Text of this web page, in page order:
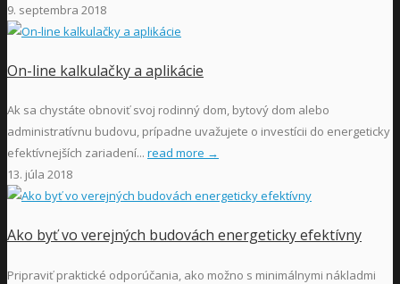
9. septembra 2018
On-line kalkulačky a aplikácie
Ak sa chystáte obnoviť svoj rodinný dom, bytový dom alebo
administratívnu budovu, prípadne uvažujete o investícii do energeticky
efektívnejších zariadení... read more →
13. júla 2018
Ako byť vo verejných budovách energeticky efektívny
Pripraviť praktické odporúčania, ako možno s minimálnymi nákladmi